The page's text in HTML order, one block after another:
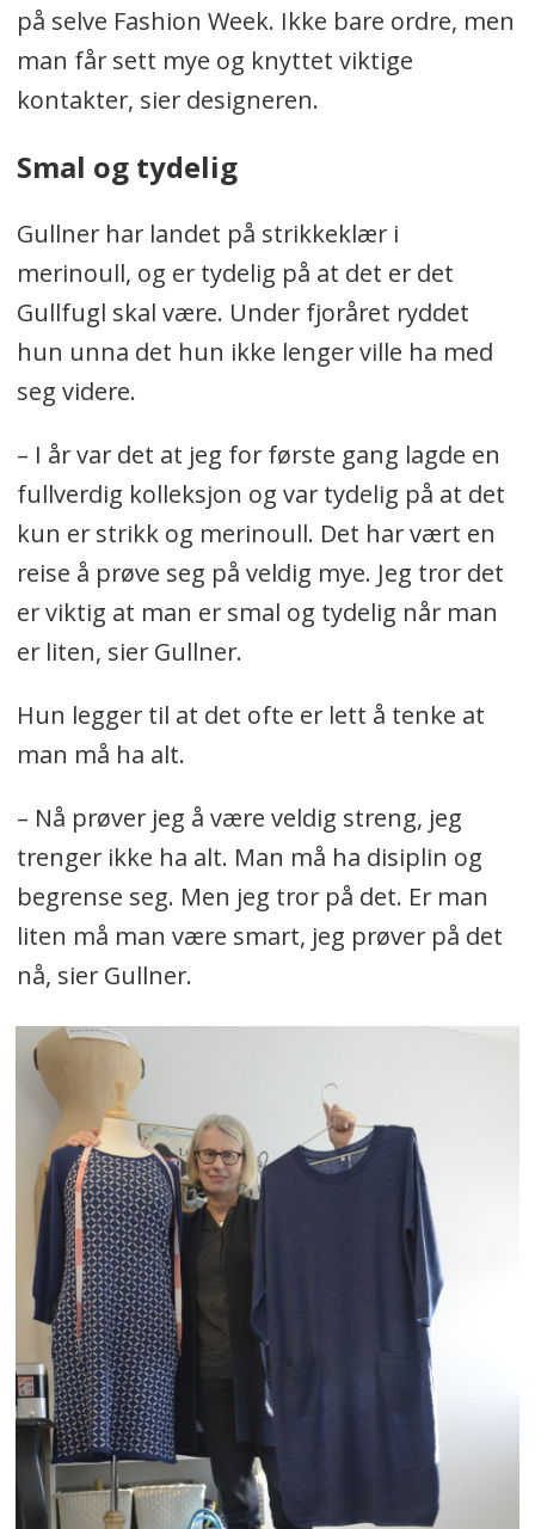
på selve Fashion Week. Ikke bare ordre, men
man får sett mye og knyttet viktige
kontakter, sier designeren.
Smal og tydelig
Gullner har landet på strikkeklær i
merinoull, og er tydelig på at det er det
Gullfugl skal være. Under fjoråret ryddet
hun unna det hun ikke lenger ville ha med
seg videre.
– I år var det at jeg for første gang lagde en
fullverdig kolleksjon og var tydelig på at det
kun er strikk og merinoull. Det har vært en
reise å prøve seg på veldig mye. Jeg tror det
er viktig at man er smal og tydelig når man
er liten, sier Gullner.
Hun legger til at det ofte er lett å tenke at
man må ha alt.
– Nå prøver jeg å være veldig streng, jeg
trenger ikke ha alt. Man må ha disiplin og
begrense seg. Men jeg tror på det. Er man
liten må man være smart, jeg prøver på det
nå, sier Gullner.